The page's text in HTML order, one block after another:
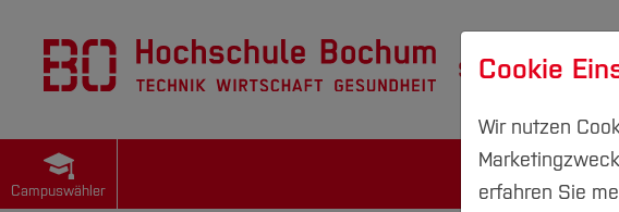
Studium
Campuswähler
Cookie
Wir nutzen
erfahren Sie